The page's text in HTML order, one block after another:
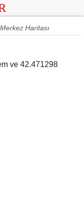
Haritası
ve 42.471298